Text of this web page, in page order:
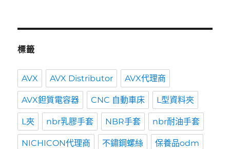
標籤
AVX AVX Distributor AVX代理商
AVX鉭質電容器 CNC 自動車床 L型資料夾
L夾 nbr乳膠手套 NBR手套 nbr耐油手套
NICHICON代理商 不鏽鋼螺絲 保養品odm